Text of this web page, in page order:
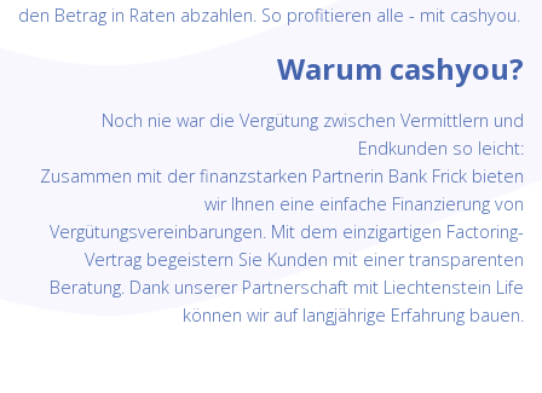
den Betrag in Raten abzahlen. So profitieren alle - mit cashyou.
Warum cashyou?
Noch nie war die Vergütung zwischen Vermittlern und
Endkunden so leicht:
Zusammen mit der finanzstarken Partnerin Bank Frick bieten
wir Ihnen eine einfache Finanzierung von
Vergütungsvereinbarungen. Mit dem einzigartigen Factoring-
Vertrag begeistern Sie Kunden mit einer transparenten
Beratung. Dank unserer Partnerschaft mit Liechtenstein Life
können wir auf langjährige Erfahrung bauen.